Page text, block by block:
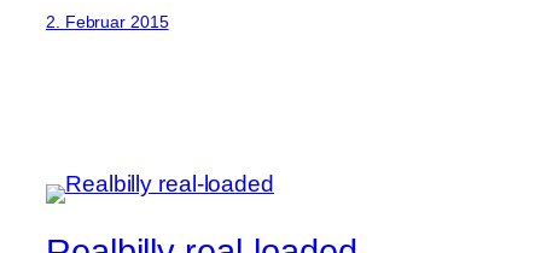
2. Februar 2015